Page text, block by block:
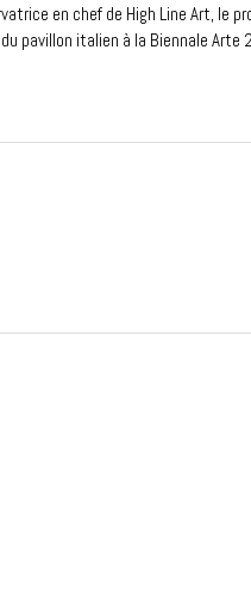
en chef de High Line Art, le
pavillon italien à la Biennale Arte